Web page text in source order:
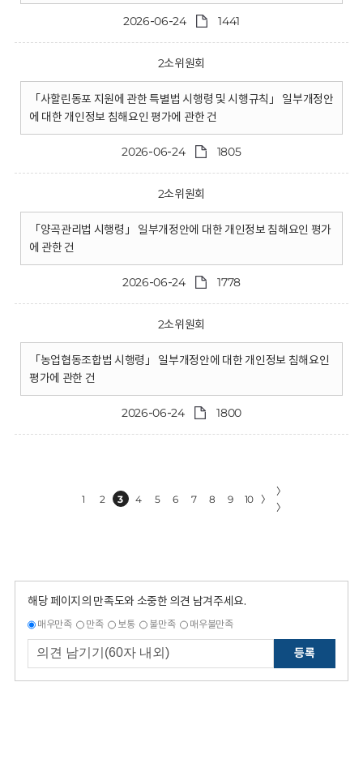
2026-06-24 1441
2소위원회
「사할린동포 지원에 관한 특별법 시행령 및 시행규칙」 일부개정안
에 대한 개인정보 침해요인 평가에 관한 건
2026-06-24 1805
2소위원회
「양곡관리법 시행령」 일부개정안에 대한 개인정보 침해요인 평가
에 관한 건
2026-06-24 1778
2소위원회
「농업협동조합법 시행령」 일부개정안에 대한 개인정보 침해요인
평가에 관한 건
2026-06-24 1800
1 2 3 4 5 6 7 8 9 10 〉
〉
〉
해당 페이지의 만족도와 소중한 의견 남겨주세요.
매우만족 만족 보통 불만족 매우불만족
등록